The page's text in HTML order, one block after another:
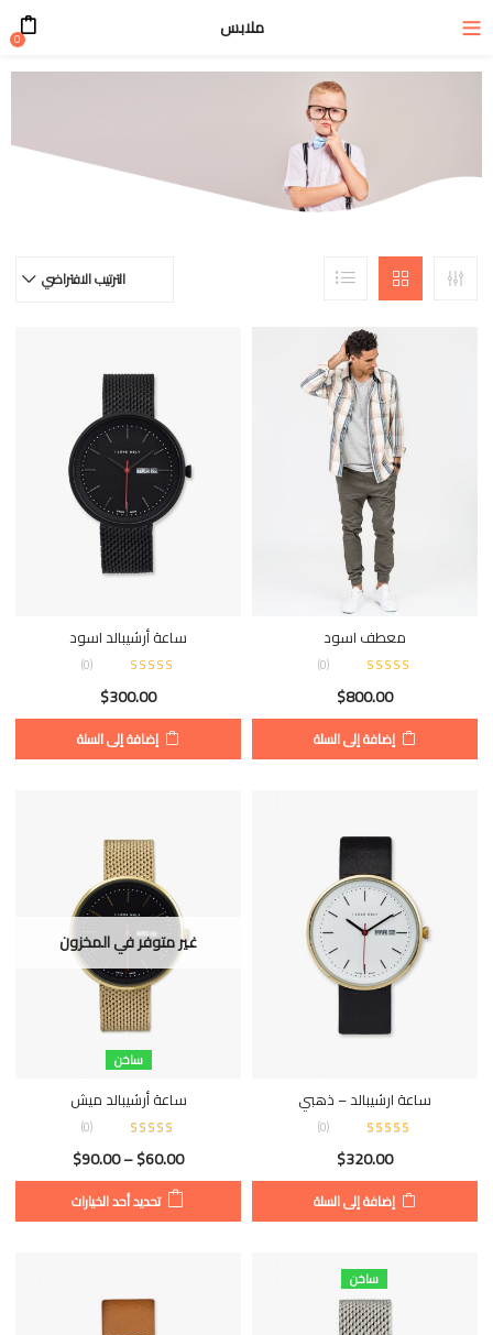
ملابس 0
الترتيب الافتراضي
معطف اسود
(
0
)
$800.00
إضافة إلى السلة
ساعة أرشيبالد اسود
(
0
)
$300.00
إضافة إلى السلة
ساعة ارشيبالد – ذهبي
(
0
)
$320.00
إضافة إلى السلة
ساخن
غير متوفر في المخزون
ساعة أرشيبالد ميش
(
0
)
$60.00
–
$90.00
تحديد أحد الخيارات
ساخن